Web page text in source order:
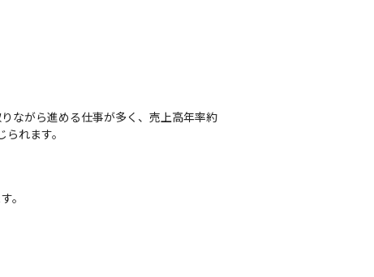
ながら進める仕事が多く、売上高年率約
れます。
。